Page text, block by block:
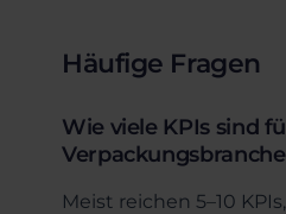
Häufige Fragen
Wie viele KPIs sind
Meist reichen 5–10